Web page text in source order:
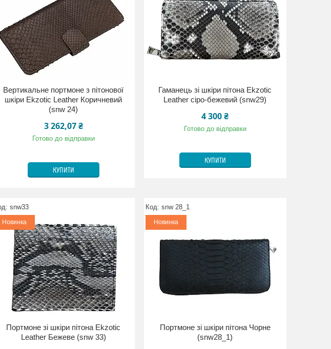
Вертикальне портмоне з пітонової
шкіри Ekzotic Leather Коричневий
(snw 24)
3 262,07 ₴
Готово до відправки
КУПИТИ
Гаманець зі шкіри пітона Ekzotic
Leather сіро-бежевий (snw29)
4 300 ₴
Готово до відправки
КУПИТИ
snw33
Новинка
Портмоне зі шкіри пітона Ekzotic
Leather Бежеве (snw 33)
snw 28_1
Новинка
Портмоне зі шкіри пітона Чорне
(snw28_1)